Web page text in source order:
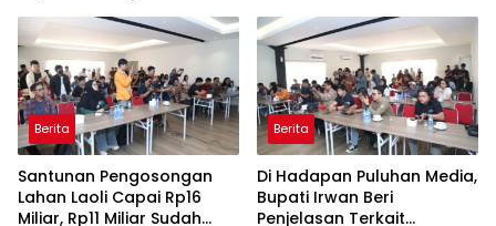
Berita
Santunan Pengosongan
Lahan Laoli Capai Rp16
Miliar, Rp11 Miliar Sudah
Berita
Di Hadapan Puluhan Media,
Bupati Irwan Beri
Penjelasan Terkait